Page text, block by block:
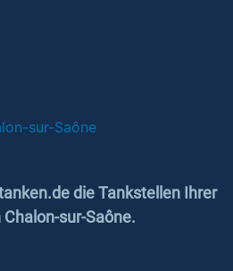
sur-Saône
die Tankstellen Ihrer
sur-Saône.